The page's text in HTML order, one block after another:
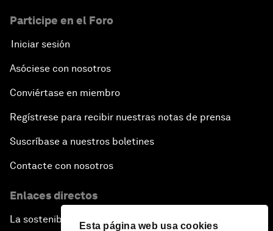
Esta página web usa cookies
Participe en el Foro
Iniciar sesión
Asóciese con nosotros
Conviértase en miembro
Regístrese para recibir nuestras notas de prensa
Suscríbase a nuestros boletines
Contacte con nosotros
Enlaces directos
La sostenibilidad en el Foro